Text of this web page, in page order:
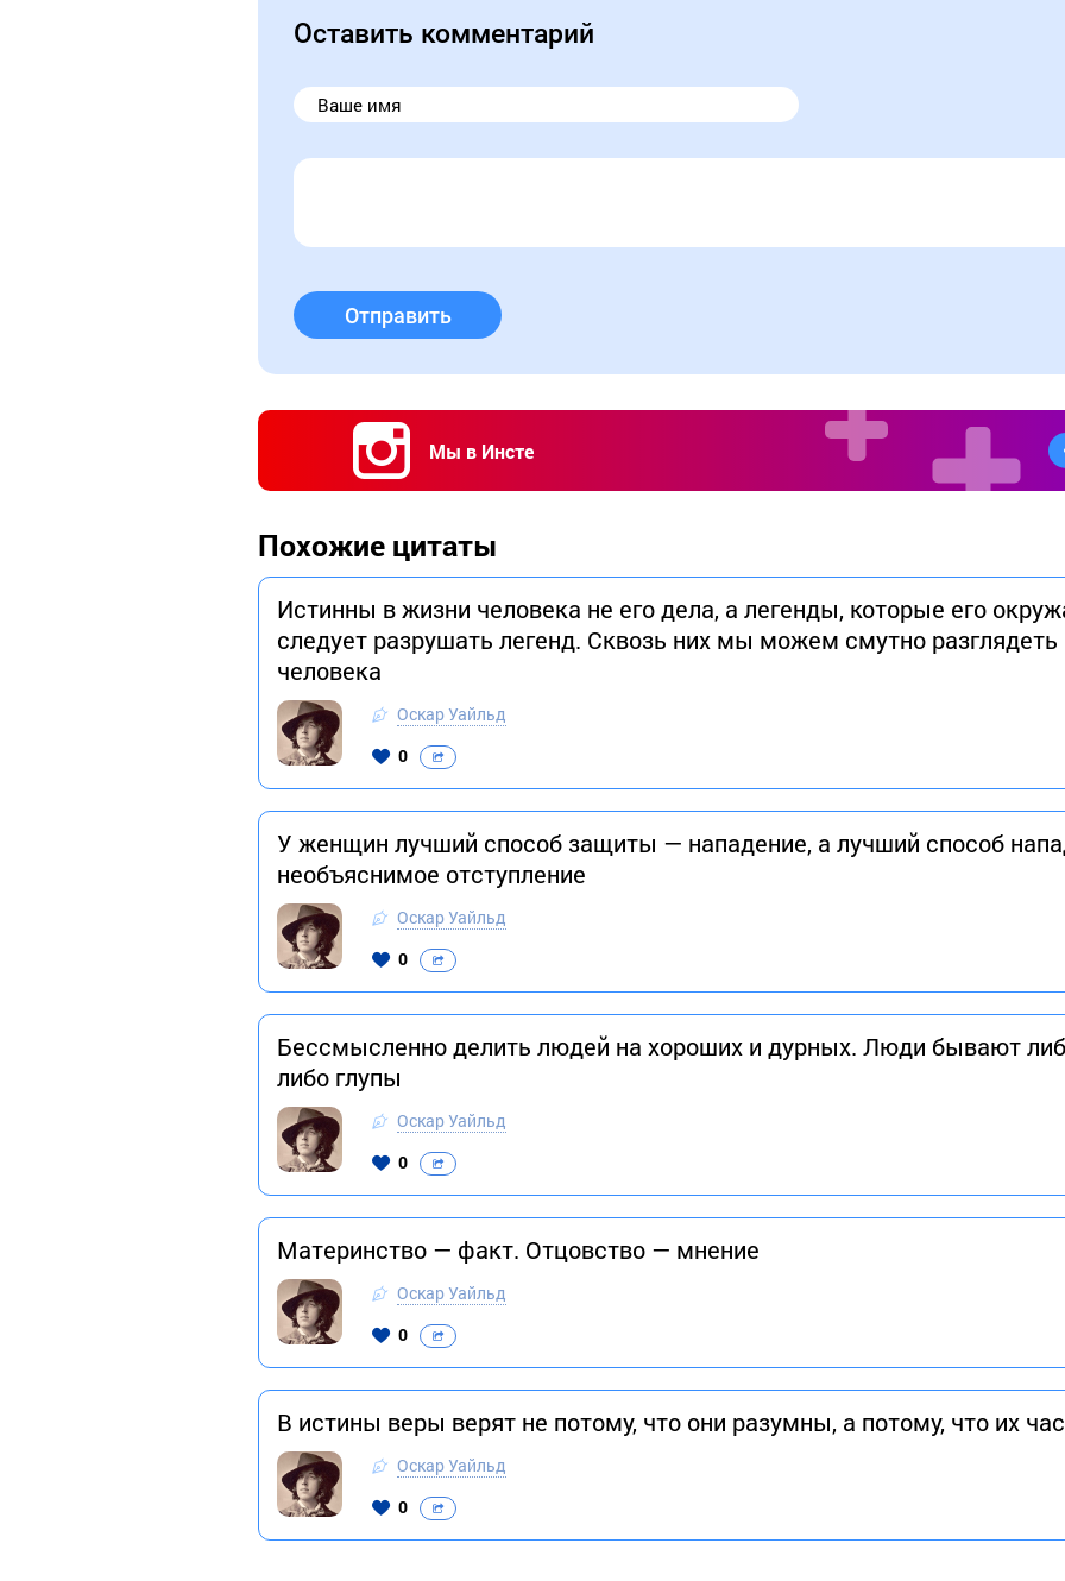
Оставить комментарий
Отправить
Мы в Инсте
Похожие цитаты
Истинны в жизни человека не его дела, а легенды, которые его
следует разрушать легенд. Сквозь них мы можем смутно
человека
Оскар Уайльд
0
У женщин лучший способ защиты — нападение, а лучший способ
необъяснимое отступление
Оскар Уайльд
0
Бессмысленно делить людей на хороших и дурных. Люди бывают
либо глупы
Оскар Уайльд
0
Материнство — факт. Отцовство — мнение
Оскар Уайльд
0
В истины веры верят не потому, что они разумны, а потому, что их
Оскар Уайльд
0